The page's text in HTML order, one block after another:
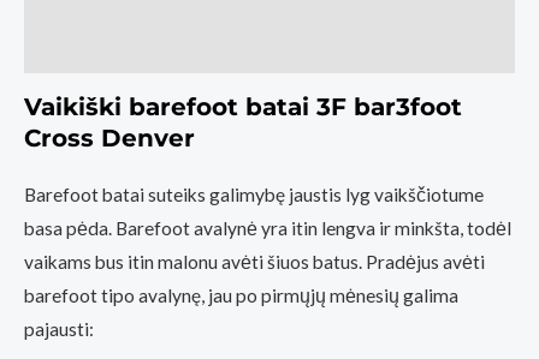
Vaikiški barefoot batai 3F bar3foot
Cross Denver
Barefoot batai suteiks galimybę jaustis lyg vaikščiotume
basa pėda. Barefoot avalynė yra itin lengva ir minkšta, todėl
vaikams bus itin malonu avėti šiuos batus. Pradėjus avėti
barefoot tipo avalynę, jau po pirmųjų mėnesių galima
pajausti: